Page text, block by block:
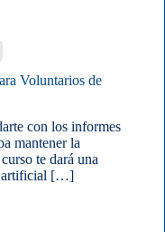
Voluntarios de
con los informes
mantener la
te dará una
artificial […]